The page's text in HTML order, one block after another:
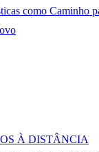
como Caminho
À DISTÂNCIA